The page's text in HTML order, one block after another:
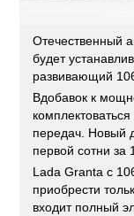
Отечественный
будет
развивающий
Вдобавок к
передач. Новый
первой сотни за
Lada Granta с
приобрести
входит полный